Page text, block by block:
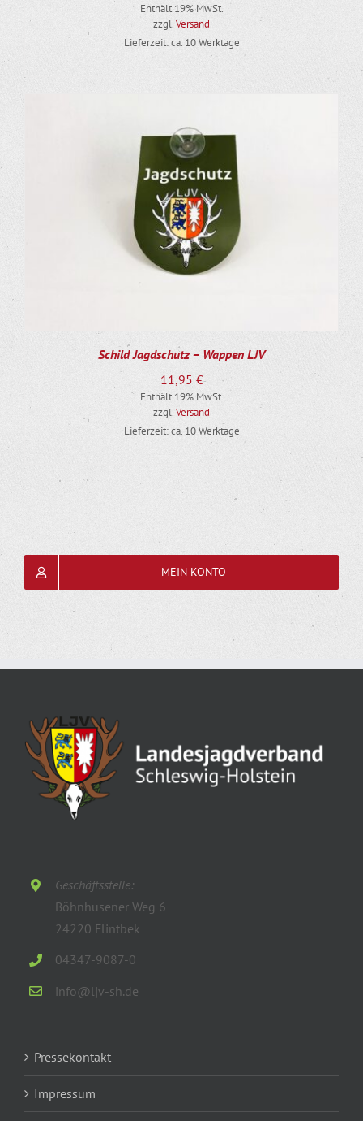
Enthält 19% MwSt.
zzgl.Versand
Lieferzeit: ca. 10 Werktage
Schild Jagdschutz – Wappen LJV
11,95 €
Enthält 19% MwSt.
zzgl.Versand
Lieferzeit: ca. 10 Werktage
MEIN KONTO
Geschäftsstelle:
Böhnhusener Weg 6
24220 Flintbek
04347-9087-0
info@ljv-sh.de
Pressekontakt
Impressum